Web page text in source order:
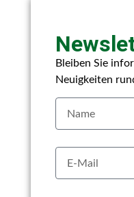
Bleiben Sie
Neuigkeiten